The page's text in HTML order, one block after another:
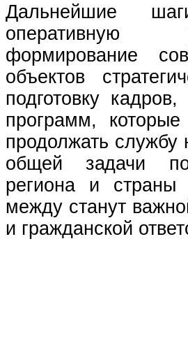
Дальнейшие
оперативную
формирование
объектов
подготовку
программ,
продолжать службу
общей задачи по
региона и страны
между станут
и гражданской